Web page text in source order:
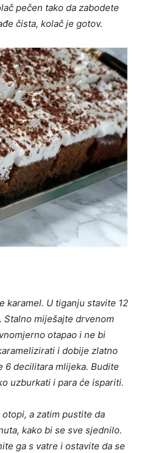
pečen tako da zabodete
čista, kolač je gotov.
karamel. U tiganju stavite 12
Stalno miješajte drvenom
otapao i ne bi
i dobije zlatno
6 decilitara mlijeka. Budite
uzburkati i para će ispariti.
a zatim pustite da
kako bi se sve sjednilo.
ga s vatre i ostavite da se